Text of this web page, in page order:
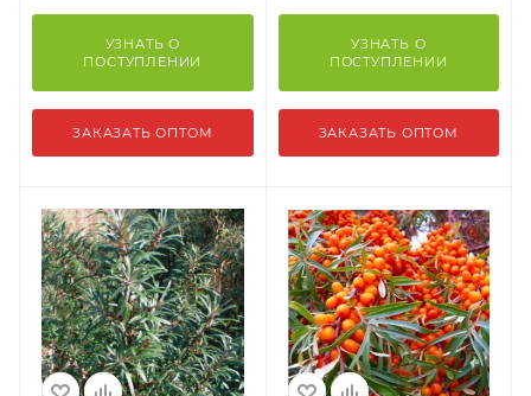
УЗНАТЬ О
ПОСТУПЛЕНИИ
ЗАКАЗАТЬ ОПТОМ
УЗНАТЬ О
ПОСТУПЛЕНИИ
ЗАКАЗАТЬ ОПТОМ